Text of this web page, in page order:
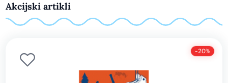
Akcijski artikli
-20%